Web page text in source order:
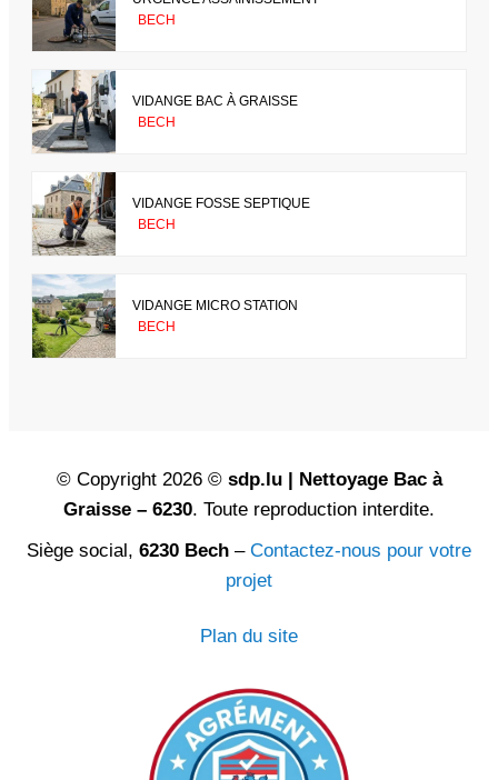
BECH
VIDANGE BAC À GRAISSE
BECH
VIDANGE FOSSE SEPTIQUE
BECH
VIDANGE MICRO STATION
BECH
© Copyright 2026 © sdp.lu | Nettoyage Bac à
Graisse – 6230. Toute reproduction interdite.
Siège social, 6230 Bech – Contactez-nous pour votre
projet
Plan du site